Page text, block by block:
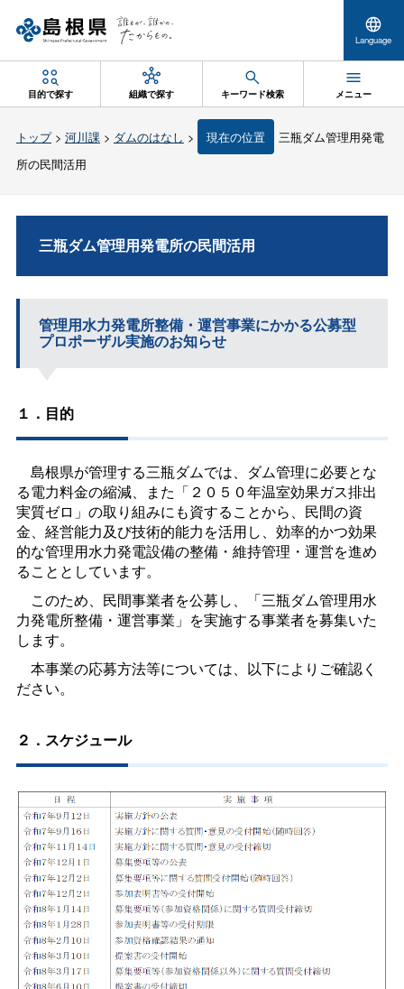
Language
目的で探す 組織で探す キーワード検索 メニュー
トップ> 河川課> ダムのはなし > 現在の位置
三瓶ダム管理用発電
所の民間活用
三瓶ダム管理用発電所の民間活用
管理用水力発電所整備・運営事業にかかる公募型
プロポーザル実施のお知らせ
１．目的
島根県が管理する三瓶ダムでは、ダム管理に必要とな
る電力料金の縮減、また「２０５０年温室効果ガス排出
実質ゼロ」の取り組みにも資することから、民間の資
金、経営能力及び技術的能力を活用し、効率的かつ効果
的な管理用水力発電設備の整備・維持管理・運営を進め
ることとしています。
このため、民間事業者を公募し、「三瓶ダム管理用水
力発電所整備・運営事業」を実施する事業者を募集いた
します。
本事業の応募方法等については、以下によりご確認く
ださい。
２．スケジュール